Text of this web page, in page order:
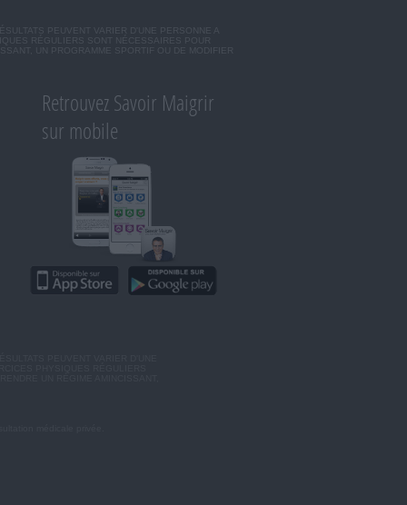
PEUVENT VARIER D'UNE PERSONNE A
RÉGULIERS SONT NÉCESSAIRES POUR
UN PROGRAMME SPORTIF OU DE MODIFIER
Retrouvez Savoir Maigrir
sur mobile